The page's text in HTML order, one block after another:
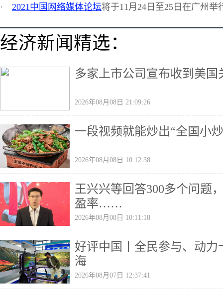
· 2021中国网络媒体论坛将于11月24日至25日在广州举
经济新闻精选：
多家上市公司宣布收到美国
2026年08月08日 21:09:26
一段视频就能炒出“全国小
2026年08月08日 10:12:38
王兴兴等回答300多个问题
盈率……
2026年08月08日 10:11:18
好评中国丨全民参与、动力
海
2026年08月07日 12:37:41